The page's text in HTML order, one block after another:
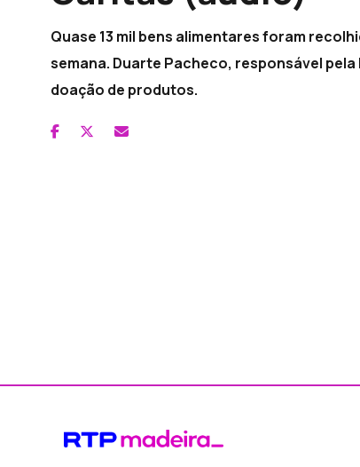
Quase 13 mil bens alimentares foram
semana. Duarte Pacheco, responsável
doação de produtos.